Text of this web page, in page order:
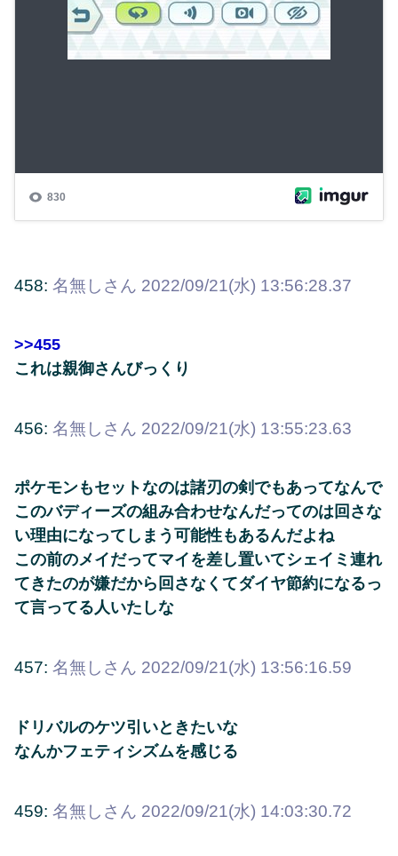
458: 名無しさん 2022/09/21(水) 13:56:28.37
>>455
これは親御さんびっくり
456: 名無しさん 2022/09/21(水) 13:55:23.63
ポケモンもセットなのは諸刃の剣でもあってなんで
このバディーズの組み合わせなんだってのは回さな
い理由になってしまう可能性もあるんだよね
この前のメイだってマイを差し置いてシェイミ連れ
てきたのが嫌だから回さなくてダイヤ節約になるっ
て言ってる人いたしな
457: 名無しさん 2022/09/21(水) 13:56:16.59
ドリバルのケツ引いときたいな
なんかフェティシズムを感じる
459: 名無しさん 2022/09/21(水) 14:03:30.72